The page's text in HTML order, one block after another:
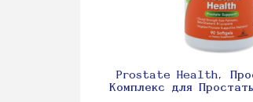
Prostate Health,
Комплекс для